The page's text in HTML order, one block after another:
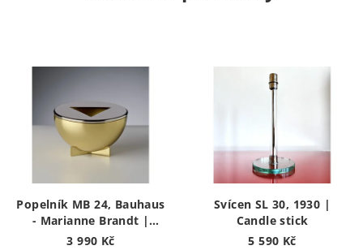
Popelník MB 24, Bauhaus
- Marianne Brandt |
Ashtray
3 990 Kč
Svícen SL 30, 1930 |
Candle stick
5 590 Kč